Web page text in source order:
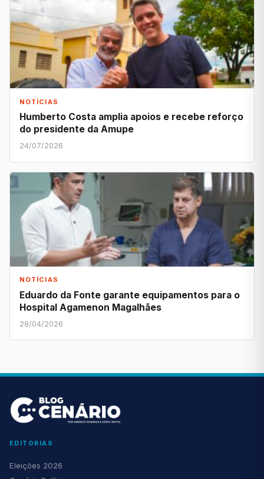
NOTÍCIAS
Humberto Costa amplia apoios e recebe reforço
do presidente da Amupe
24/07/2026
NOTÍCIAS
Eduardo da Fonte garante equipamentos para o
Hospital Agamenon Magalhães
28/04/2026
EDITORIAS
Eleições 2026